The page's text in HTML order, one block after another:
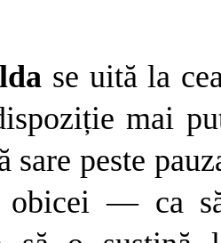
se uită la
mai
sare peste
obicei — ca